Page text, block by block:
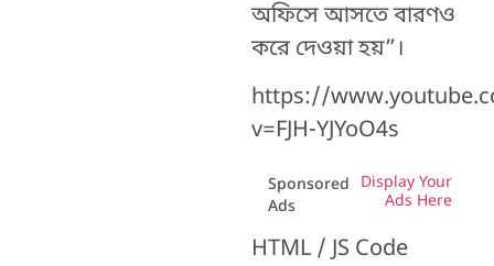
অফিসে আসতে বারণও
করে দেওয়া হয়”।
https://
v=FJH-YJYoO4s
Sponsored
Ads
Display Your
Ads Here
HTML / JS Code